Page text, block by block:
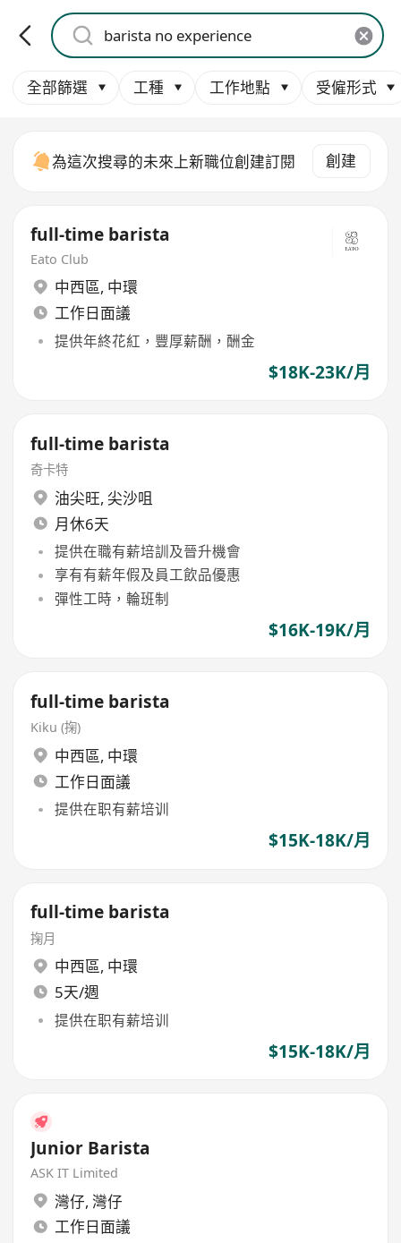
全部篩選 工種 工作地點 受僱形式
為這次搜尋的未來上新職位創建訂閱 創建
full-time barista
Eato Club
中西區, 中環
工作日面議
提供年終花紅，豐厚薪酬，酬金
$18K-23K/月
full-time barista
奇卡特
油尖旺, 尖沙咀
月休6天
提供在職有薪培訓及晉升機會
享有有薪年假及員工飲品優惠
彈性工時，輪班制
$16K-19K/月
full-time barista
Kiku (掬)
中西區, 中環
工作日面議
提供在职有薪培训
$15K-18K/月
full-time barista
掬月
中西區, 中環
5天/週
提供在职有薪培训
$15K-18K/月
Junior Barista
ASK IT Limited
灣仔, 灣仔
工作日面議